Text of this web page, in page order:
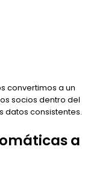
convertimos a un
socios dentro del
datos consistentes.
a